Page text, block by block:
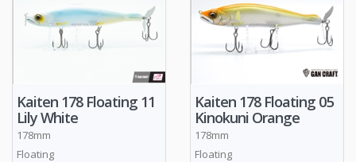
Kaiten 178 Floating 11
Lily White
178mm
Floating
Kaiten 178 Floating 05
Kinokuni Orange
178mm
Floating